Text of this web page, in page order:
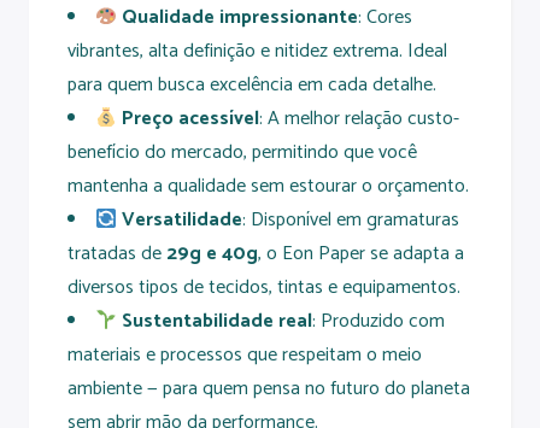
Qualidade impressionante: Cores
vibrantes, alta definição e nitidez extrema. Ideal
para quem busca excelência em cada detalhe.
Preço acessível: A melhor relação custo-
benefício do mercado, permitindo que você
mantenha a qualidade sem estourar o orçamento.
Versatilidade: Disponível em gramaturas
tratadas de29g e 40g, o Eon Paper se adapta a
diversos tipos de tecidos, tintas e equipamentos.
Sustentabilidade real: Produzido com
materiais e processos que respeitam o meio
ambiente — para quem pensa no futuro do planeta